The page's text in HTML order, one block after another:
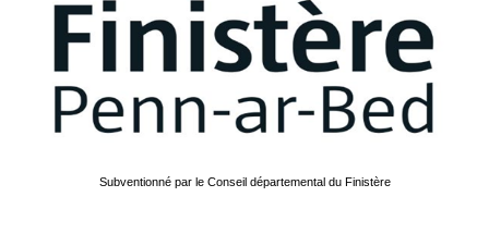
Subventionné par le Conseil départemental du Finistère